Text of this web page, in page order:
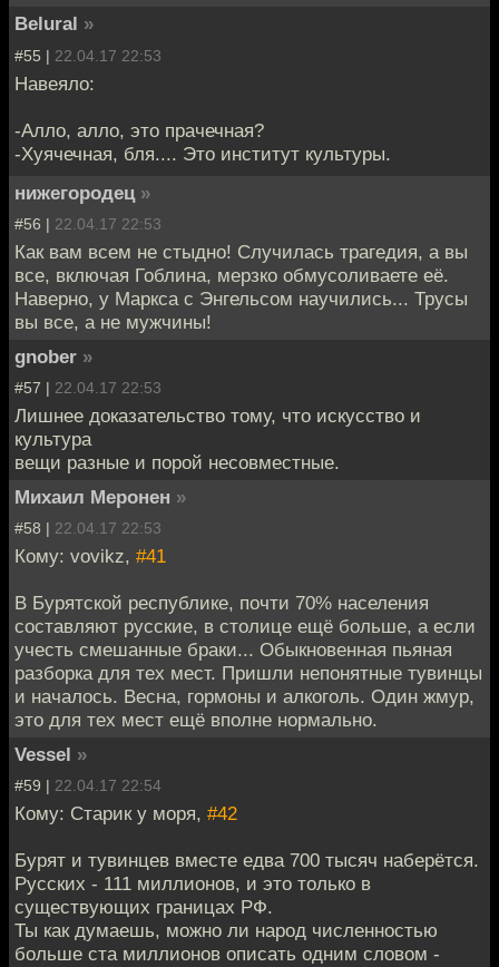
Belural »
#55 | 22.04.17 22:53
Навеяло:
-Алло, алло, это прачечная?
-Хуячечная, бля.... Это институт культуры.
нижегородец »
#56 | 22.04.17 22:53
Как вам всем не стыдно! Случилась трагедия, а вы
все, включая Гоблина, мерзко обмусоливаете её.
Наверно, у Маркса с Энгельсом научились... Трусы
вы все, а не мужчины!
gnober »
#57 | 22.04.17 22:53
Лишнее доказательство тому, что искусство и
культура
вещи разные и порой несовместные.
Михаил Меронен »
#58 | 22.04.17 22:53
Кому: vovikz, #41
В Бурятской республике, почти 70% населения
составляют русские, в столице ещё больше, а если
учесть смешанные браки... Обыкновенная пьяная
разборка для тех мест. Пришли непонятные тувинцы
и началось. Весна, гормоны и алкоголь. Один жмур,
это для тех мест ещё вполне нормально.
Vessel »
#59 | 22.04.17 22:54
Кому: Старик у моря, #42
Бурят и тувинцев вместе едва 700 тысяч наберётся.
Русских - 111 миллионов, и это только в
существующих границах РФ.
Ты как думаешь, можно ли народ численностью
больше ста миллионов описать одним словом -